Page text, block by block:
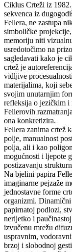
Ciklus Crteži iz
sekvenca iz
Fellera, ne zastupa
simboličke
memoriju niti
usredotočimo na
sagledavati kako je
crtež je
vidljive
materijalima, koji
svojim unutarnjim
refleksija o jezičkim i
Fellerovih
ona konkretizira.
Fellera zanima crtež
polje, manualnost
polja, ali i kao
mogućnosti i ljepote
postizavanju
Na bjelini papira
imaginarne pejzaže
jednostavne forme
organizmi. Dinamični
papirnatoj podlozi,
nerijetko i
izvučenu mrežu
uspravnim,
brzoj i slobodnoj